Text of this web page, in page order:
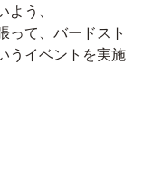
う、
って、バードスト
うイベントを実施